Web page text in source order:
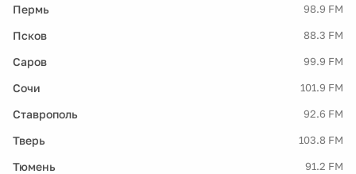
Пермь 98.9 FM
Псков 88.3 FM
Саров 99.9 FM
Сочи 101.9 FM
Ставрополь 92.6 FM
Тверь 103.8 FM
Тюмень 91.2 FM